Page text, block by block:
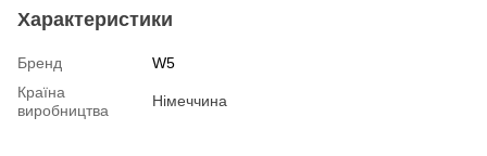
Характеристики
Бренд
W5
Країна
виробництва
Німеччина